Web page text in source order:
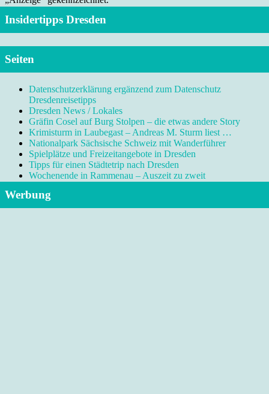
Insidertipps Dresden
Seiten
Datenschutzerklärung ergänzend zum Datenschutz
Dresdenreisetipps
Dresden News / Lokales
Gräfin Cosel auf Burg Stolpen – die etwas andere Story
Krimisturm in Laubegast – Andreas M. Sturm liest …
Nationalpark Sächsische Schweiz mit Wanderführer
Spielplätze und Freizeitangebote in Dresden
Tipps für einen Städtetrip nach Dresden
Wochenende in Rammenau – Auszeit zu zweit
Werbung